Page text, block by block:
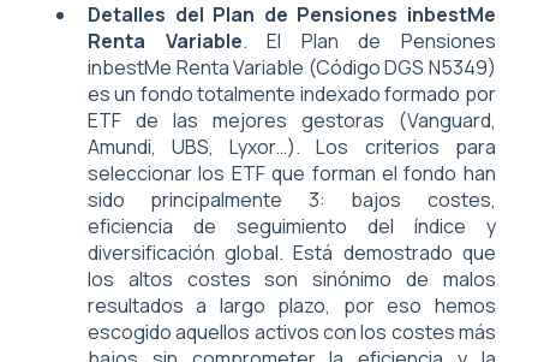
Detalles del Plan de Pensiones inbestMe
Renta Variable. El Plan de Pensiones
inbestMe Renta Variable (Código DGS N5349)
es un fondo totalmente indexado formado por
ETF de las mejores gestoras (Vanguard,
Amundi, UBS, Lyxor…). Los criterios para
seleccionar los ETF que forman el fondo han
sido principalmente 3: bajos costes,
eficiencia de seguimiento del índice y
diversificación global. Está demostrado que
los altos costes son sinónimo de malos
resultados a largo plazo, por eso hemos
escogido aquellos activos con los costes más